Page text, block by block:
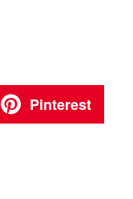
Pinterest